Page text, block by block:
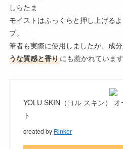
しらたま
モイストはふっくらと押し上げる
プ。
筆者も実際に使用しましたが、成分
うな質感と香りにも惹かれています
YOLU SKIN（ヨル スキン）
ト
created by Rinker